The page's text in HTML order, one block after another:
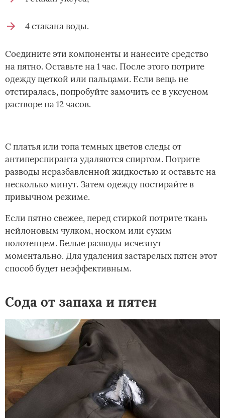
4 стакана воды.
Соедините эти компоненты и нанесите средство
на пятно. Оставьте на 1 час. После этого потрите
одежду щеткой или пальцами. Если вещь не
отстиралась, попробуйте замочить ее в уксусном
растворе на 12 часов.
С платья или топа темных цветов следы от
антиперспиранта удаляются спиртом. Потрите
разводы неразбавленной жидкостью и оставьте на
несколько минут. Затем одежду постирайте в
привычном режиме.
Если пятно свежее, перед стиркой потрите ткань
нейлоновым чулком, носком или сухим
полотенцем. Белые разводы исчезнут
моментально. Для удаления застарелых пятен этот
способ будет неэффективным.
Сода от запаха и пятен